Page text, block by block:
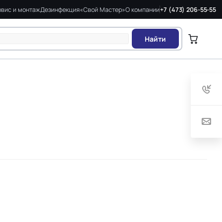
и монтажДезинфекция«Свой Мастер»О компании+7 (473) 206-55-55
Найти